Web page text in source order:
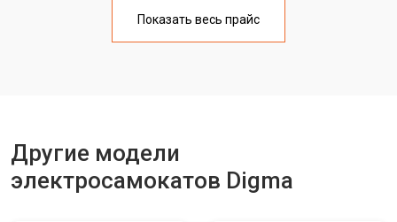
Замена аккумулятора от 1000 ₽
Показать весь прайс
Другие модели
электросамокатов Digma